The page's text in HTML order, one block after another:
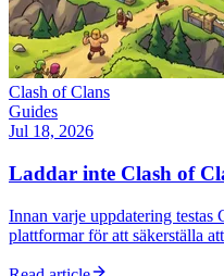
Clash of Clans
Guides
Jul 18, 2026
Laddar inte Clash of
Innan varje uppdatering testas
plattformar för att säkerställa